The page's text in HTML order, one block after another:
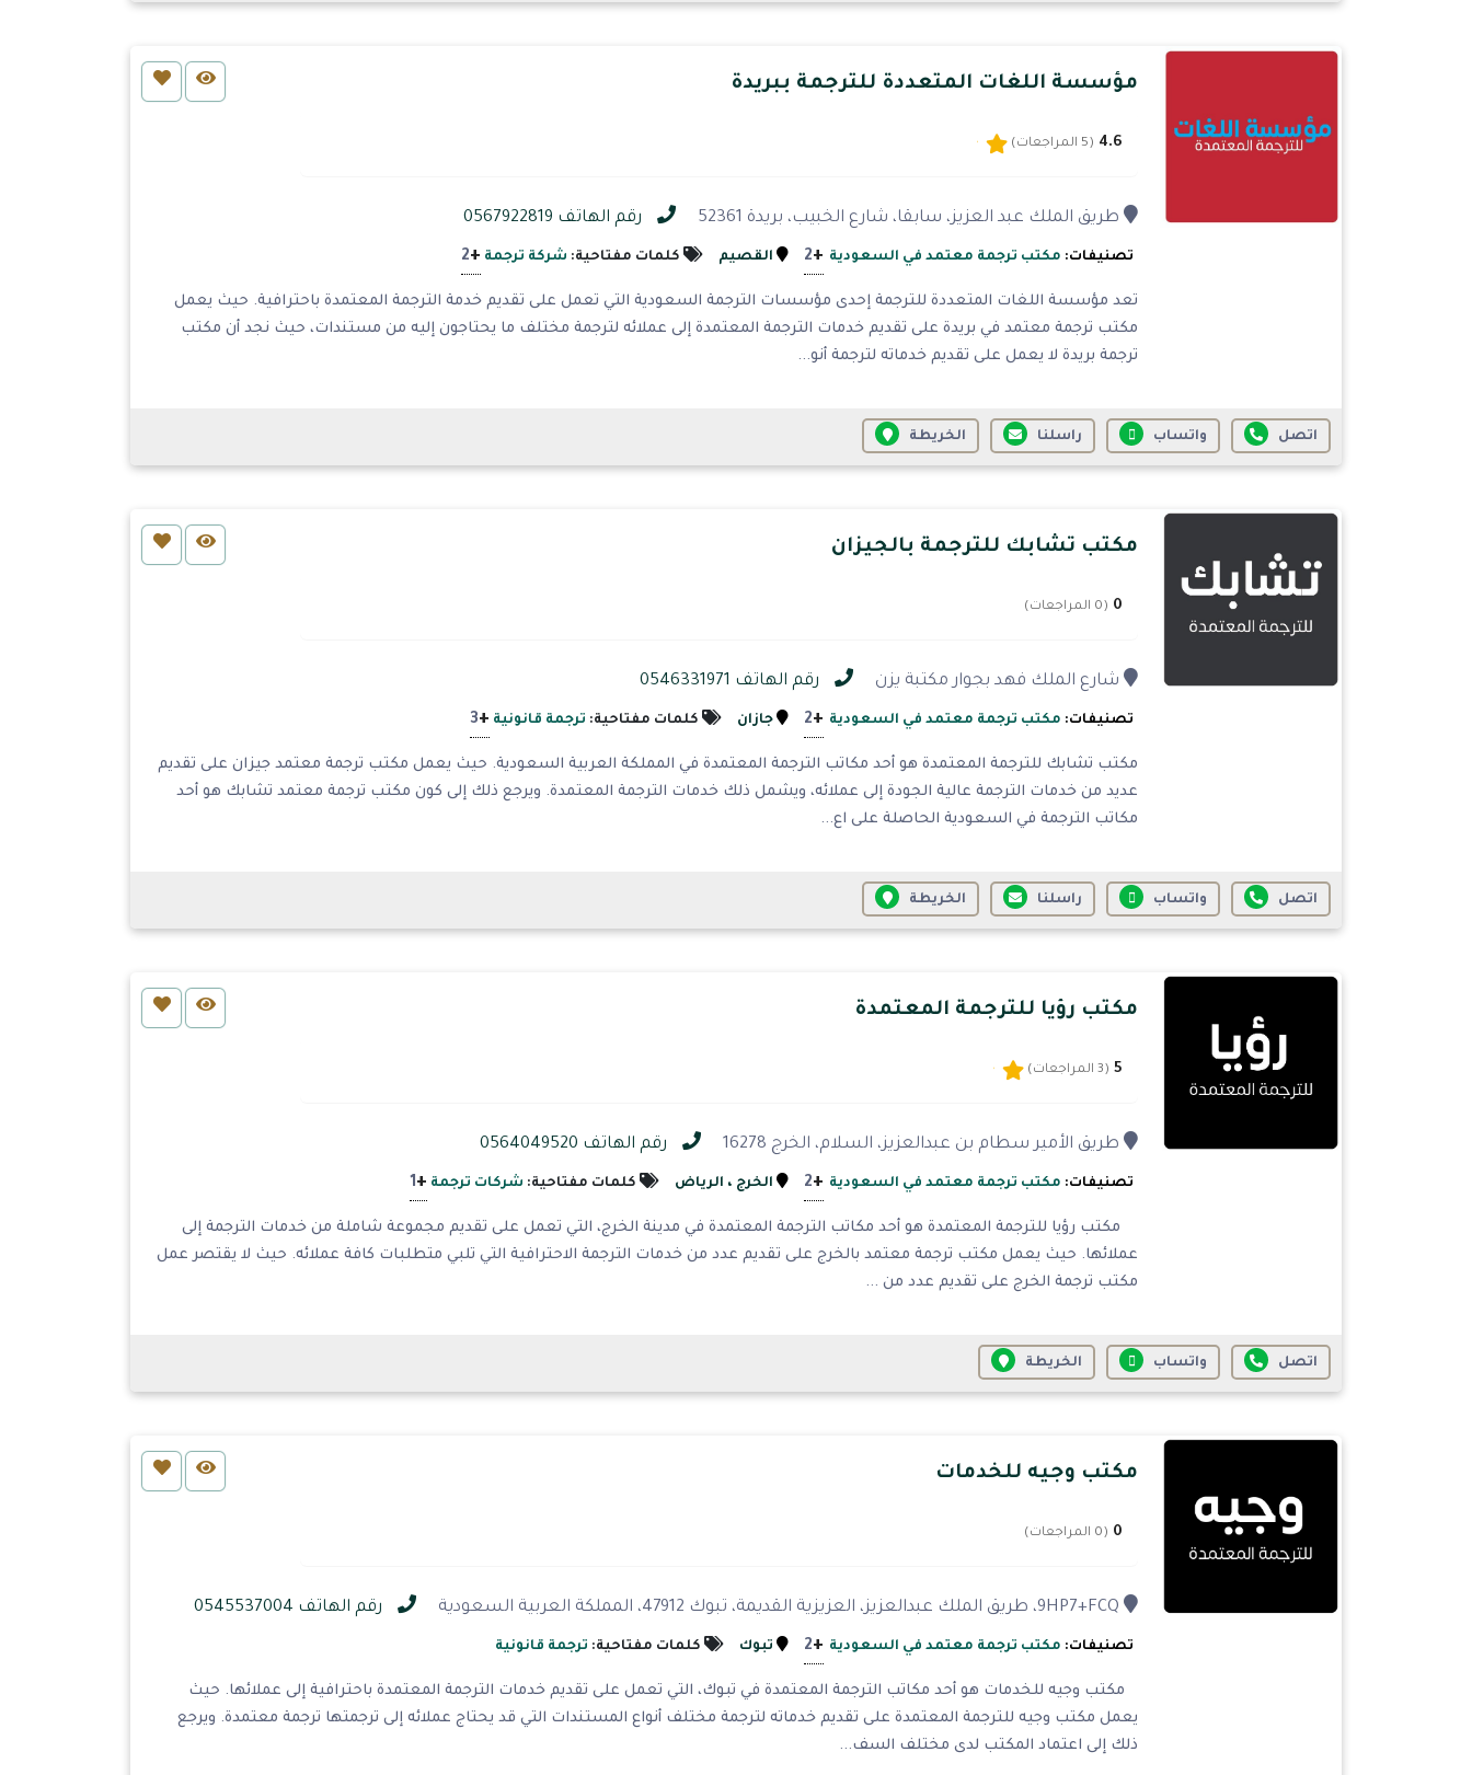
مؤسسة اللغات المتعددة للترجمة ببريدة
4.6 (5 المراجعات)
طريق الملك عبد العزيز، سابقا، شارع الخبيب، بريدة 52361 رقم الهاتف 0567922819
تصنيفات: مكتب ترجمة معتمد في السعودية +
2 القصيم كلمات مفتاحية: شركة ترجمة +
2
تعد مؤسسة اللغات المتعددة للترجمة إحدى مؤسسات الترجمة السعودية التي تعمل على تقديم خدمة الترجمة المعتمدة باحترافية. حيث يعمل
مكتب ترجمة معتمد في بريدة على تقديم خدمات الترجمة المعتمدة إلى عملائه لترجمة مختلف ما يحتاجون إليه من مستندات، حيث نجد أن مكتب
ترجمة بريدة لا يعمل على تقديم خدماته لترجمة أنو...
اتصل واتساب راسلنا الخريطة
مكتب تشابك للترجمة بالجيزان
0 (0 المراجعات)
شارع الملك فهد بجوار مكتبة يزن رقم الهاتف 0546331971
تصنيفات: مكتب ترجمة معتمد في السعودية +
2 جازان كلمات مفتاحية: ترجمة قانونية +
3
مكتب تشابك للترجمة المعتمدة هو أحد مكاتب الترجمة المعتمدة في المملكة العربية السعودية. حيث يعمل مكتب ترجمة معتمد جيزان على تقديم
عديد من خدمات الترجمة عالية الجودة إلى عملائه، ويشمل ذلك خدمات الترجمة المعتمدة. ويرجع ذلك إلى كون مكتب ترجمة معتمد تشابك هو أحد
مكاتب الترجمة في السعودية الحاصلة على اع...
اتصل واتساب راسلنا الخريطة
مكتب رؤيا للترجمة المعتمدة
5 (3 المراجعات)
طريق الأمير سطام بن عبدالعزيز، السلام، الخرج 16278 رقم الهاتف 0564049520
تصنيفات: مكتب ترجمة معتمد في السعودية +
2 الخرج ، الرياض كلمات مفتاحية: شركات ترجمة +
1
مكتب رؤيا للترجمة المعتمدة هو أحد مكاتب الترجمة المعتمدة في مدينة الخرج، التي تعمل على تقديم مجموعة شاملة من خدمات الترجمة إلى
عملائها. حيث يعمل مكتب ترجمة معتمد بالخرج على تقديم عدد من خدمات الترجمة الاحترافية التي تلبي متطلبات كافة عملائه. حيث لا يقتصر عمل
مكتب ترجمة الخرج على تقديم عدد من ...
اتصل واتساب الخريطة
مكتب وجيه للخدمات
0 (0 المراجعات)
9HP7+FCQ، طريق الملك عبدالعزيز، العزيزية القديمة، تبوك 47912، المملكة العربية السعودية رقم الهاتف 0545537004
تصنيفات: مكتب ترجمة معتمد في السعودية +
2 تبوك كلمات مفتاحية: ترجمة قانونية
مكتب وجيه للخدمات هو أحد مكاتب الترجمة المعتمدة في تبوك، التي تعمل على تقديم خدمات الترجمة المعتمدة باحترافية إلى عملائها. حيث
يعمل مكتب وجيه للترجمة المعتمدة على تقديم خدماته لترجمة مختلف أنواع المستندات التي قد يحتاج عملائه إلى ترجمتها ترجمة معتمدة. ويرجع
ذلك إلى اعتماد المكتب لدى مختلف السف...